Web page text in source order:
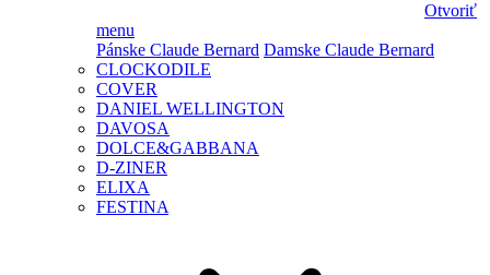
Otvoriť
menu
Pánske Claude Bernard Damske Claude Bernard
CLOCKODILE
COVER
DANIEL WELLINGTON
DAVOSA
DOLCE&GABBANA
D-ZINER
ELIXA
FESTINA